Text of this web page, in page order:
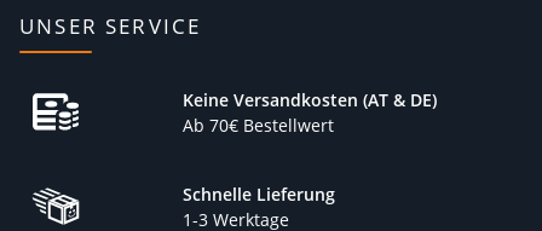
UNSER SERVICE
Keine Versandkosten (AT & DE)
Ab 70€ Bestellwert
Schnelle Lieferung
1-3 Werktage